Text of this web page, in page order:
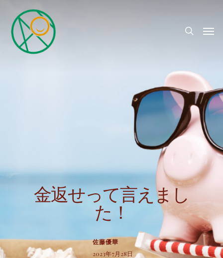
金返せって言えまし
た！
佐藤優華
2023年7月28日